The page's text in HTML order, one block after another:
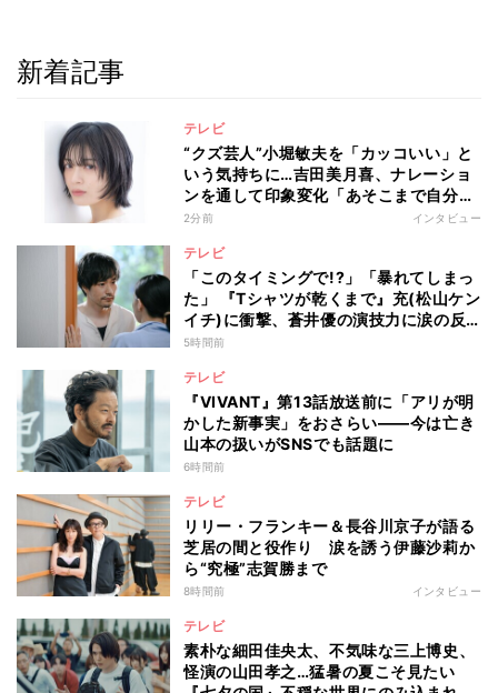
新着記事
テレビ
“クズ芸人”小堀敏夫を「カッコいい」と
いう気持ちに…吉田美月喜、ナレーショ
ンを通して印象変化「あそこまで自分に
正直に生きられる人は、なかなかいな
2分前 インタビュー
テレビ
「このタイミングで!?」「暴れてしまっ
た」 『Tシャツが乾くまで』充(松山ケン
イチ)に衝撃、蒼井優の演技力に涙の反
響も
5時間前
テレビ
『VIVANT』第13話放送前に「アリが明
かした新事実」をおさらい――今は亡き
山本の扱いがSNSでも話題に
6時間前
テレビ
リリー・フランキー＆長谷川京子が語る
芝居の間と役作り 涙を誘う伊藤沙莉か
ら“究極”志賀勝まで
8時間前 インタビュー
テレビ
素朴な細田佳央太、不気味な三上博史、
怪演の山田孝之…猛暑の夏こそ見たい